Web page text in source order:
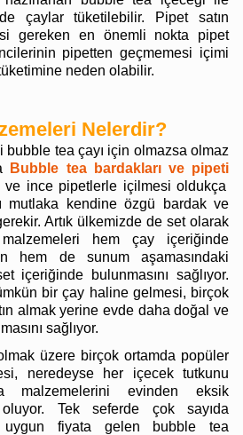
çaylar tüketilebilir. Pipet satın
gereken en önemli nokta pipet
incilerinin pipetten geçmemesi içimi
neden olabilir.
Nelerdir?
bubble tea çayı için olmazsa olmaz
Bubble tea bardakları ve pipeti
ince pipetlerle içilmesi oldukça
mutlaka kendine özgü bardak ve
Artık ülkemizde de set olarak
hem çay içeriğinde
hem de sunum aşamasındaki
içeriğinde bulunmasını sağlıyor.
bir çay haline gelmesi, birçok
almak yerine evde daha doğal ve
sağlıyor.
üzere birçok ortamda popüler
neredeyse her içecek tutkunu
malzemelerini evinden eksik
Tek seferde çok sayıda
uygun fiyata gelen bubble tea